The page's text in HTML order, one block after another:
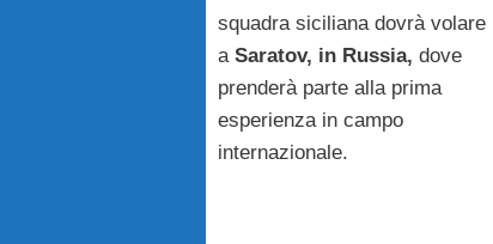
squadra siciliana dovrà volare
a Saratov, in Russia, dove
prenderà parte alla prima
esperienza in campo
internazionale.